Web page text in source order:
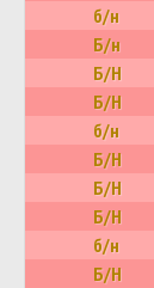
б/н
Б/н
Б/Н
Б/Н
б/н
Б/Н
Б/Н
Б/Н
б/н
Б/Н